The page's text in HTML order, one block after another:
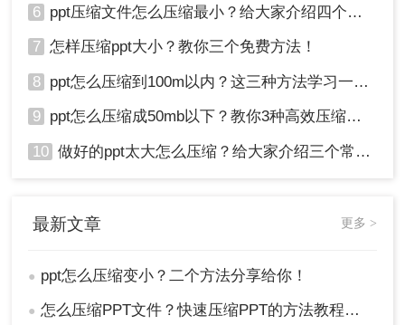
注意：在选择压缩质量时，要根据实际需求进行权
件主要用于在线分享或存储空间有限，可以选择较
低的压缩质量。但如果需要保持较高的文件质量，
缩时，都应注意保持文件的清晰度和质量，避免过
个人隐私和信息安全，避免使用不可信的软件平台
或工具。希望本文能帮助您轻松将PPT文件压缩变
小。
6 ppt压缩文件怎么压缩最小？给大家介绍四个常用方法！
7 怎样压缩ppt大小？教你三个免费方法！
8 ppt怎么压缩到100m以内？这三种方法学习一下！
9 ppt怎么压缩成50mb以下？教你3种高效压缩方法！
10 做好的ppt太大怎么压缩？给大家介绍三个常用办法！
最新文章 更多 >
● ppt怎么压缩变小？二个方法分享给你！
● 怎么压缩PPT文件？快速压缩PPT的方法教程分享给你！